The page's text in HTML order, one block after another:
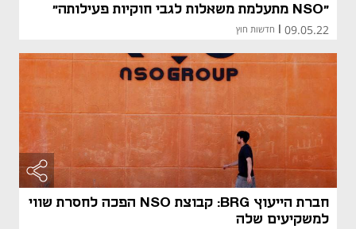
"NSO מתעלמת משאלות לגבי חוקיות פעילותה"
09.05.22 חדשות חוץ
חברת הייעוץ BRG: קבוצת NSO הפכה לחסרת שווי
למשקיעים שלה